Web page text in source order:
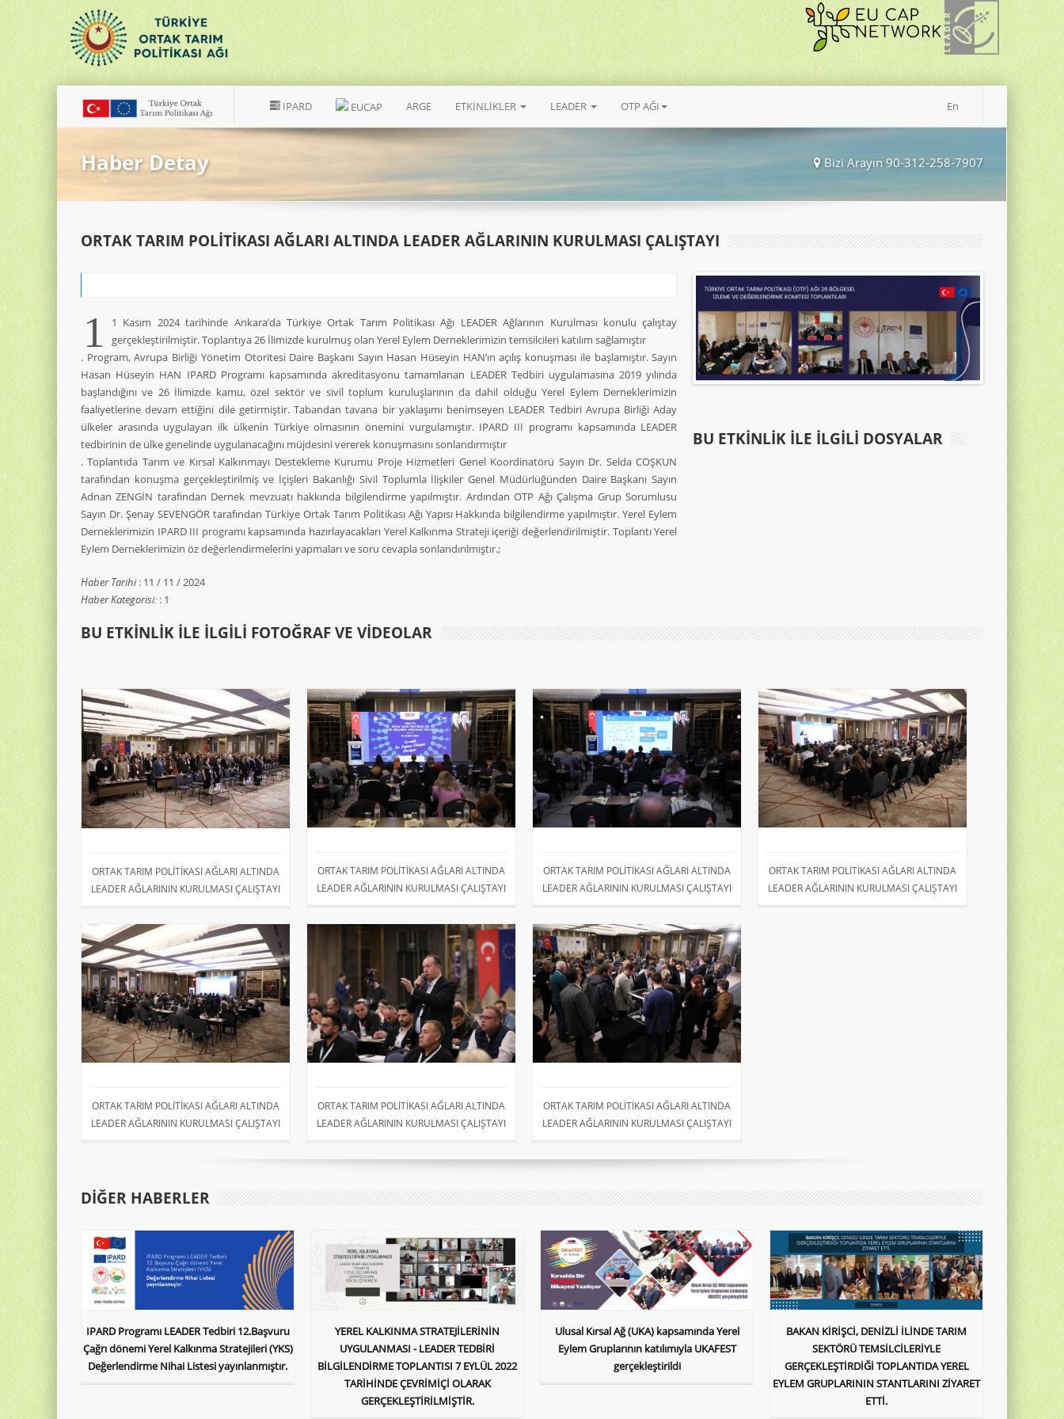
IPARD EUCAP ARGE ETKİNLİKLER LEADER OTP AĞI En
Haber Detay Bizi Arayın 90-312-258-7907
ORTAK TARIM POLİTİKASI AĞLARI ALTINDA LEADER AĞLARININ KURULMASI ÇALIŞTAYI
1
1 Kasım 2024 tarihinde Ankara’da Türkiye Ortak Tarım Politikası Ağı LEADER Ağlarının Kurulması konulu çalıştay
gerçekleştirilmiştir. Toplantıya 26 İlimizde kurulmuş olan Yerel Eylem Derneklerimizin temsilcileri katılım sağlamıştır
. Program, Avrupa Birliği Yönetim Otoritesi Daire Başkanı Sayın Hasan Hüseyin HAN’ın açılış konuşması ile başlamıştır. Sayın
Hasan Hüseyin HAN IPARD Programı kapsamında akreditasyonu tamamlanan LEADER Tedbiri uygulamasına 2019 yılında
başlandığını ve 26 İlimizde kamu, özel sektör ve sivil toplum kuruluşlarının da dahil olduğu Yerel Eylem Derneklerimizin
faaliyetlerine devam ettiğini dile getirmiştir. Tabandan tavana bir yaklaşımı benimseyen LEADER Tedbiri Avrupa Birliği Aday
ülkeler arasında uygulayan ilk ülkenin Türkiye olmasının önemini vurgulamıştır. IPARD III programı kapsamında LEADER
tedbirinin de ülke genelinde uygulanacağını müjdesini vererek konuşmasını sonlandırmıştır
. Toplantıda Tarım ve Kırsal Kalkınmayı Destekleme Kurumu Proje Hizmetleri Genel Koordinatörü Sayın Dr. Selda COŞKUN
tarafından konuşma gerçekleştirilmiş ve İçişleri Bakanlığı Sivil Toplumla İlişkiler Genel Müdürlüğünden Daire Başkanı Sayın
Adnan ZENGİN tarafından Dernek mevzuatı hakkında bilgilendirme yapılmıştır. Ardından OTP Ağı Çalışma Grup Sorumlusu
Sayın Dr. Şenay SEVENGÖR tarafından Türkiye Ortak Tarım Politikası Ağı Yapısı Hakkında bilgilendirme yapılmıştır. Yerel Eylem
Derneklerimizin IPARD III programı kapsamında hazırlayacakları Yerel Kalkınma Strateji içeriği değerlendirilmiştir. Toplantı Yerel
Eylem Derneklerimizin öz değerlendirmelerini yapmaları ve soru cevapla sonlandırılmıştır.;
Haber Tarihi: 11 / 11 / 2024
Haber Kategorisi: : 1
BU ETKINLIK ILE İLGILI DOSYALAR
BU ETKINLIK ILE İLGILI FOTOĞRAF VE VIDEOLAR
ORTAK TARIM POLİTİKASI AĞLARI ALTINDA
LEADER AĞLARININ KURULMASI ÇALIŞTAYI
ORTAK TARIM POLİTİKASI AĞLARI ALTINDA
LEADER AĞLARININ KURULMASI ÇALIŞTAYI
ORTAK TARIM POLİTİKASI AĞLARI ALTINDA
LEADER AĞLARININ KURULMASI ÇALIŞTAYI
ORTAK TARIM POLİTİKASI AĞLARI ALTINDA
LEADER AĞLARININ KURULMASI ÇALIŞTAYI
ORTAK TARIM POLİTİKASI AĞLARI ALTINDA
LEADER AĞLARININ KURULMASI ÇALIŞTAYI
ORTAK TARIM POLİTİKASI AĞLARI ALTINDA
LEADER AĞLARININ KURULMASI ÇALIŞTAYI
ORTAK TARIM POLİTİKASI AĞLARI ALTINDA
LEADER AĞLARININ KURULMASI ÇALIŞTAYI
DIĞER HABERLER
IPARD Programı LEADER Tedbiri 12.Başvuru
Çağrı dönemi Yerel Kalkınma Stratejileri (YKS)
Değerlendirme Nihai Listesi yayınlanmıştır.
YEREL KALKINMA STRATEJİLERİNİN
UYGULANMASI - LEADER TEDBİRİ
BİLGİLENDİRME TOPLANTISI 7 EYLÜL 2022
TARİHİNDE ÇEVRİMİÇİ OLARAK
GERÇEKLEŞTİRİLMİŞTİR.
Ulusal Kırsal Ağ (UKA) kapsamında Yerel
Eylem Gruplarının katılımıyla UKAFEST
gerçekleştirildi
BAKAN KİRİŞCİ, DENİZLİ İLİNDE TARIM
SEKTÖRÜ TEMSİLCİLERİYLE
GERÇEKLEŞTİRDİĞİ TOPLANTIDA YEREL
EYLEM GRUPLARININ STANTLARINI ZİYARET
ETTİ.